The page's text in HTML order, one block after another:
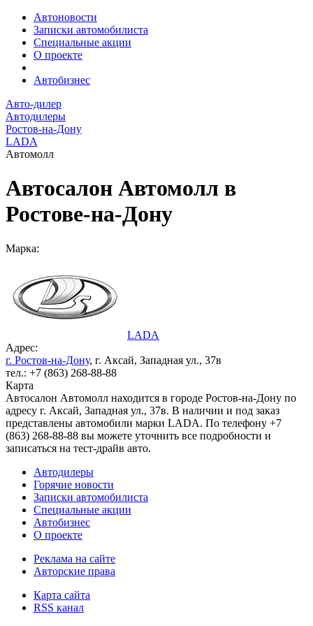
Автоновости
Записки автомобилиста
Специальные акции
О проекте
Автобизнес
Авто-дилер
Автодилеры
Ростов-на-Дону
LADA
Автомолл
Автосалон Автомолл в
Ростове-на-Дону
Марка:
LADA
Адрес:
г. Ростов-на-Дону, г. Аксай, Западная ул., 37в
тел.: +7 (863) 268-88-88
Карта
Автосалон Автомолл находится в городе Ростов-на-Дону по
адресу г. Аксай, Западная ул., 37в. В наличии и под заказ
представлены автомобили марки LADA. По телефону +7
(863) 268-88-88 вы можете уточнить все подробности и
записаться на тест-драйв авто.
Автодилеры
Горячие новости
Записки автомобилиста
Специальные акции
Автобизнес
О проекте
Реклама на сайте
Авторские права
Карта сайта
RSS канал